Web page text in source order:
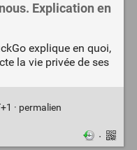
Explication en
explique en quoi,
la vie privée de ses
· permalien
·